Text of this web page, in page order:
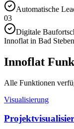
Automatische
03
Digitale
Innoflat in Bad Steben
Innoflat
Alle Funktionen
Visualisierung